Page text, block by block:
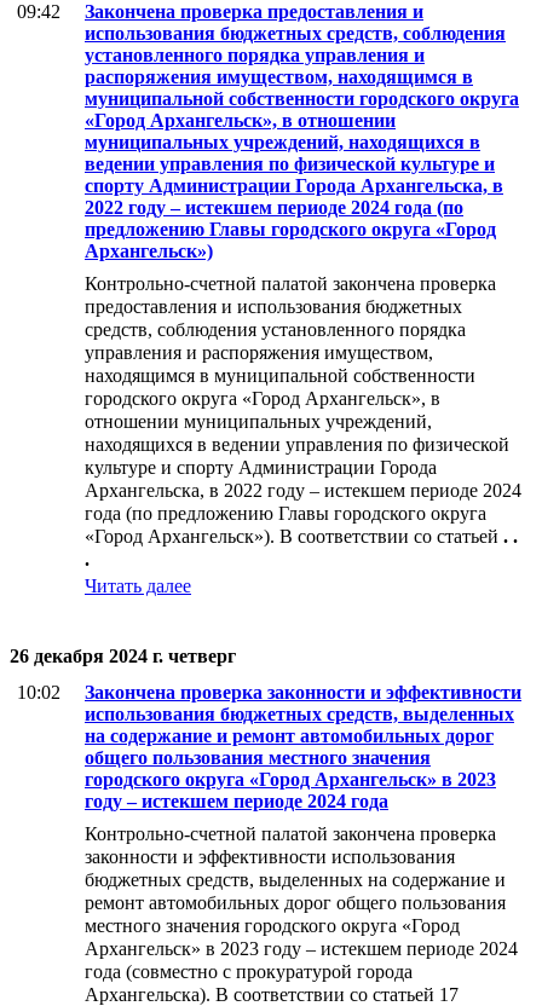
09:42
Закончена проверка предоставления и
использования бюджетных средств, соблюдения
установленного порядка управления и
распоряжения имуществом, находящимся в
муниципальной собственности городского округа
«Город Архангельск», в отношении
муниципальных учреждений, находящихся в
ведении управления по физической культуре и
спорту Администрации Города Архангельска, в
2022 году – истекшем периоде 2024 года (по
предложению Главы городского округа «Город
Архангельск»)
Контрольно-счетной палатой закончена проверка
предоставления и использования бюджетных
средств, соблюдения установленного порядка
управления и распоряжения имуществом,
находящимся в муниципальной собственности
городского округа «Город Архангельск», в
отношении муниципальных учреждений,
находящихся в ведении управления по физической
культуре и спорту Администрации Города
Архангельска, в 2022 году – истекшем периоде 2024
года (по предложению Главы городского округа
«Город Архангельск»). В соответствии со статьей . .
.
Читать далее
26 декабря 2024 г. четверг
10:02
Закончена проверка законности и эффективности
использования бюджетных средств, выделенных
на содержание и ремонт автомобильных дорог
общего пользования местного значения
городского округа «Город Архангельск» в 2023
году – истекшем периоде 2024 года
Контрольно-счетной палатой закончена проверка
законности и эффективности использования
бюджетных средств, выделенных на содержание и
ремонт автомобильных дорог общего пользования
местного значения городского округа «Город
Архангельск» в 2023 году – истекшем периоде 2024
года (совместно с прокуратурой города
Архангельска). В соответствии со статьей 17